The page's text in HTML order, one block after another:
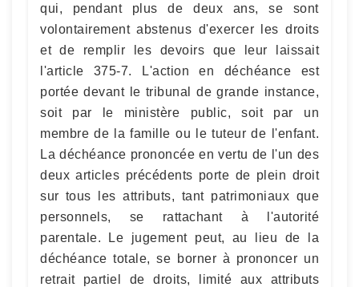
qui, pendant plus de deux ans, se sont
volontairement abstenus d'exercer les droits
et de remplir les devoirs que leur laissait
l'article 375-7. L'action en déchéance est
portée devant le tribunal de grande instance,
soit par le ministère public, soit par un
membre de la famille ou le tuteur de l'enfant.
La déchéance prononcée en vertu de l'un des
deux articles précédents porte de plein droit
sur tous les attributs, tant patrimoniaux que
personnels, se rattachant à l'autorité
parentale. Le jugement peut, au lieu de la
déchéance totale, se borner à prononcer un
retrait partiel de droits, limité aux attributs